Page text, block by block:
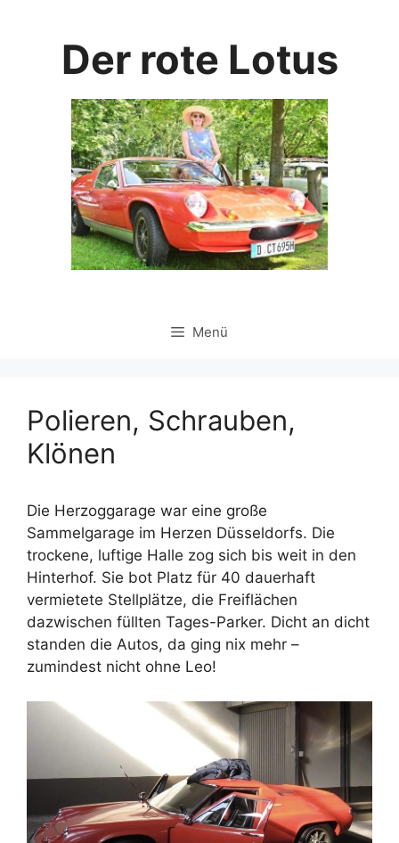
Der rote Lotus
Menü
Polieren, Schrauben,
Klönen
Die Herzoggarage war eine große
Sammelgarage im Herzen Düsseldorfs. Die
trockene, luftige Halle zog sich bis weit in den
Hinterhof. Sie bot Platz für 40 dauerhaft
vermietete Stellplätze, die Freiflächen
dazwischen füllten Tages-Parker. Dicht an dicht
standen die Autos, da ging nix mehr –
zumindest nicht ohne Leo!